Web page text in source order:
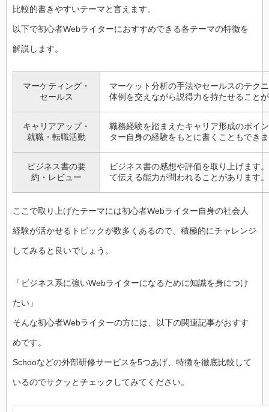
比較的書きやすいテーマと言えます。
以下で初心者Webライターにおすすめできる各テーマの特徴を
解説します。
マーケティング・
セールス
マーケット分析の手法やセールスのテク
体例を交えながら説得力を持たせること
キャリアアップ・
就職・転職活動
職務経験を踏まえたキャリア形成のポイ
ター自身の経験をもとに書くこともでき
ビジネス書の要
約・レビュー
ビジネス書の感想や評価を取り上げます
て伝える能力が問われることがあります。
ここで取り上げたテーマには初心者Webライター自身の社会人
経験が活かせるトピックが数多くあるので、積極的にチャレンジ
してみると良いでしょう。
「ビジネス系に強いWebライターになるために知識を身につけ
たい」
そんな初心者Webライターの方には、以下の関連記事がおすす
めです。
Schooなどの外部研修サービスを5つあげ、特徴を徹底比較して
いるのでサクッとチェックしてみてください。